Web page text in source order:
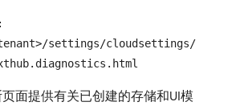
settings/cloudsettings/
面提供有关已创建的存储和UI模